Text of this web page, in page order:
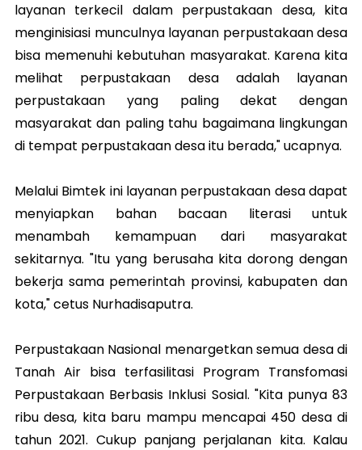
layanan terkecil dalam perpustakaan desa, kita
menginisiasi munculnya layanan perpustakaan desa
bisa memenuhi kebutuhan masyarakat. Karena kita
melihat perpustakaan desa adalah layanan
perpustakaan yang paling dekat dengan
masyarakat dan paling tahu bagaimana lingkungan
di tempat perpustakaan desa itu berada," ucapnya.
Melalui Bimtek ini layanan perpustakaan desa dapat
menyiapkan bahan bacaan literasi untuk
menambah kemampuan dari masyarakat
sekitarnya. "Itu yang berusaha kita dorong dengan
bekerja sama pemerintah provinsi, kabupaten dan
kota," cetus Nurhadisaputra.
Perpustakaan Nasional menargetkan semua desa di
Tanah Air bisa terfasilitasi Program Transfomasi
Perpustakaan Berbasis Inklusi Sosial. "Kita punya 83
ribu desa, kita baru mampu mencapai 450 desa di
tahun 2021. Cukup panjang perjalanan kita. Kalau